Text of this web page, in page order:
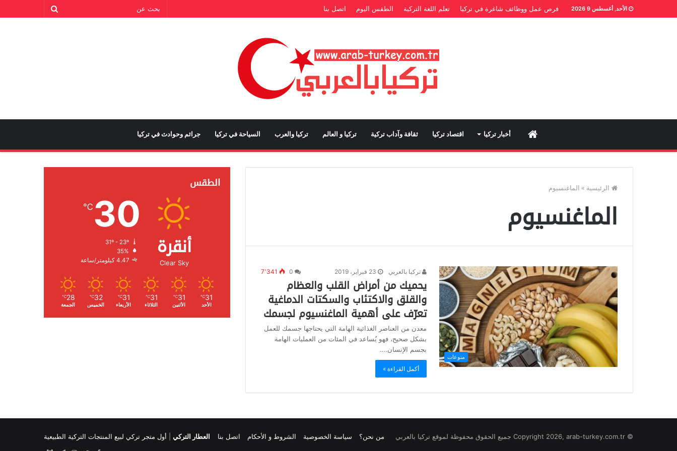
الأحد, أغسطس 9 2026 فرص عمل ووظائف شاغرة في تركيا تعلم اللغة التركية الطقس اليوم اتصل بنا
Home أخبار تركيا اقتصاد تركيا ثقافة وآداب تركية تركيا و العالم تركيا والعرب السياحة في تركيا جرائم وحوادث في تركيا
الرئيسية » الماغنسيوم
الماغنسيوم
منوعات
تركيا بالعربي 23 فبراير، 2019 7٬341
يحميك من أمراض القلب والعظام
والقلق والاكتئاب والسكتات الدماغية
تعرّف على أهمية الماغنسيوم لجسمك
معدن من العناصر الغذائية الهامة التي يحتاجها جسمك للعمل
بشكل صحيح، فهو يُساعد في المئات من العمليات الهامة
بجسم الإنسان.…
أكمل القراءة »
الطقس
أنقرة
Clear Sky
30
℃
الرطوبة:
الرياح:
31
℃
الأحد
31
℃
الأثنين
31
℃
الثلاثاء
31
℃
الأربعاء
32
℃
الخميس
28
℃
الجمعة
© Copyright 2026, arab-turkey.com.tr جميع الحقوق محفوظة لموقع تركيا بالعربي العطار التركي أول متجر تركي لبيع المنتجات التركية الطبيعية من نحن؟ سياسة الخصوصية الشروط و الأحكام اتصل بنا